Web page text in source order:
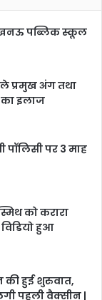
पब्लिक स्कूल
प्रमुख अंग तथा
का इलाज
पॉलिसी पर 3 माह
को करारा
हुआ
की हुई शुरुवात,
पहली वैक्सीन |